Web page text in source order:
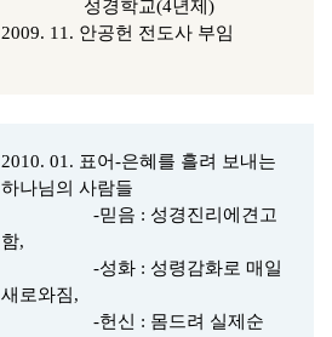
성경학교(4년제)
2009. 11. 안공헌 전도사 부임
2010. 01. 표어-은혜를 흘려 보내는
하나님의 사람들
-믿음 : 성경진리에견고
함,
-성화 : 성령감화로 매일
새로와짐,
-헌신 : 몸드려 실제순